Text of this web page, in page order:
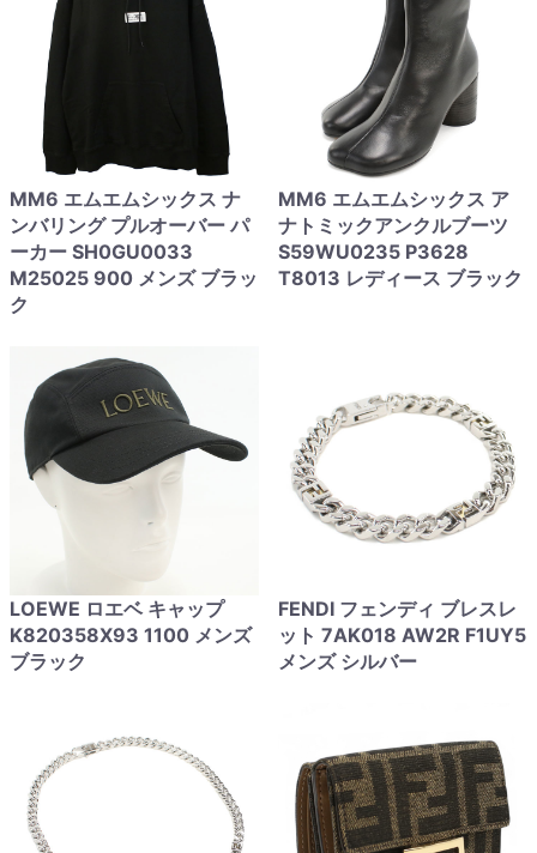
MM6 エムエムシックス ナ
ンバリング プルオーバー パ
ーカー SH0GU0033
M25025 900 メンズ ブラッ
ク
MM6 エムエムシックス ア
ナトミックアンクルブーツ
S59WU0235 P3628
T8013 レディース ブラック
LOEWE ロエベ キャップ
K820358X93 1100 メンズ
ブラック
FENDI フェンディ ブレスレ
ット 7AK018 AW2R F1UY5
メンズ シルバー